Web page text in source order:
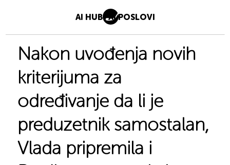
AI HUB AI POSLOVI
Nakon uvođenja novih
kriterijuma za
određivanje da li je
preduzetnik samostalan,
Vlada pripremila i